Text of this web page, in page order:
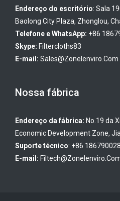
Endereço do escritório: Sala
Baolong City Plaza, Zhonglou,
Telefone e WhatsApp: +86
Skype: Filtercloths83
E-mail: Sales@zonelenviro.com
Nossa fábrica
Endereço da fábrica: No.19 da
Economic Development Zone,
Suporte técnico: +86
E-mail: